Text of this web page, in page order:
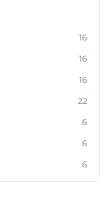
16
16
16
22
6
6
6